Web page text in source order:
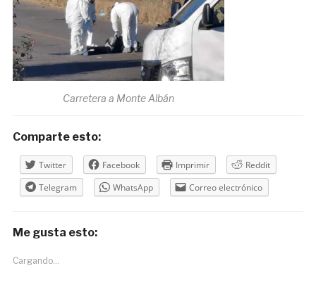
Carretera a Monte Albán
Comparte esto:
Twitter Facebook Imprimir
Reddit
Telegram
WhatsApp Correo electrónico
Me gusta esto:
Cargando...